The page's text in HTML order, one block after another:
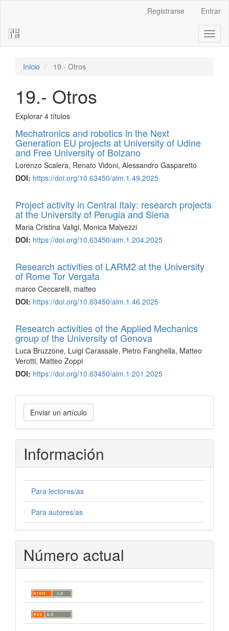
Barra
Registrarse Entrar
Inicio 19.- Otros
19.- Otros
Explorar 4 títulos
Mechatronics and robotics in the Next
Generation EU projects at University of Udine
and Free University of Bolzano
Lorenzo Scalera, Renato Vidoni, Alessandro Gasparetto
DOI: https://doi.org/10.63450/aim.1.49.2025
Project activity in Central Italy: research projects
at the University of Perugia and Siena
Maria Cristina Valigi, Monica Malvezzi
DOI: https://doi.org/10.63450/aim.1.204.2025
Research activities of LARM2 at the University
of Rome Tor Vergata
marco Ceccarelli, matteo
DOI: https://doi.org/10.63450/aim.1.46.2025
Research activities of the Applied Mechanics
group of the University of Genova
Luca Bruzzone, Luigi Carassale, Pietro Fanghella, Matteo
Verotti, Matteo Zoppi
DOI: https://doi.org/10.63450/aim.1.201.2025
Enviar
un
artículo
Enviar un artículo
Información
Para lectores/as
Para autores/as
Número actual